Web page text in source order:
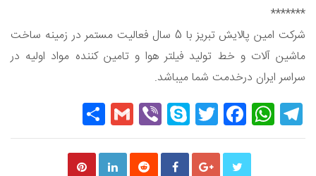
*******
شرکت امین پالایش تبریز با 5 سال فعالیت مستمر در زمینه ساخت
ماشین آلات و خط تولید فیلتر هوا و تامین کننده مواد اولیه در
سراسر ایران درخدمت شما میباشد.
Telegram
WhatsApp
Facebook
Twitter
Skype
Viber
Gmail